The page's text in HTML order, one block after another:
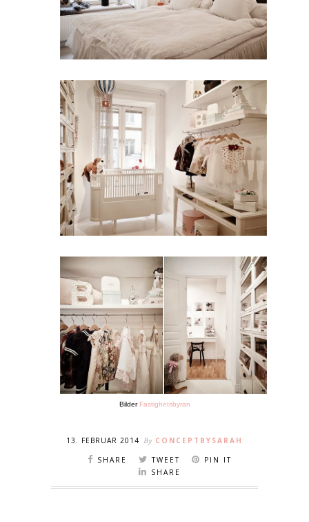
Bilder Fastighetsbyran
13. FEBRUAR 2014 By CONCEPTBYSARAH
SHARE
TWEET
PIN IT
SHARE